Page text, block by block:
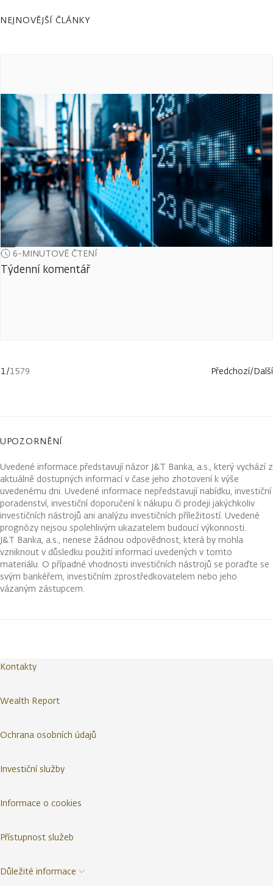
NEJNOVĚJŠÍ ČLÁNKY
6-MINUTOVÉ ČTENÍ
Týdenní komentář
1/1579 Předchozí/Další
UPOZORNĚNÍ
Uvedené informace představují názor J&T Banka, a.s., který vychází z
aktuálně dostupných informací v čase jeho zhotovení k výše
uvedenému dni. Uvedené informace nepředstavují nabídku, investiční
poradenství, investiční doporučení k nákupu či prodeji jakýchkoliv
investičních nástrojů ani analýzu investičních příležitostí. Uvedené
prognózy nejsou spolehlivým ukazatelem budoucí výkonnosti.
J&T Banka, a.s., nenese žádnou odpovědnost, která by mohla
vzniknout v důsledku použití informací uvedených v tomto
materiálu. O případné vhodnosti investičních nástrojů se poraďte se
svým bankéřem, investičním zprostředkovatelem nebo jeho
vázaným zástupcem.
Kontakty
Wealth Report
Ochrana osobních údajů
Investiční služby
Informace o cookies
Přístupnost služeb
Důležité informace